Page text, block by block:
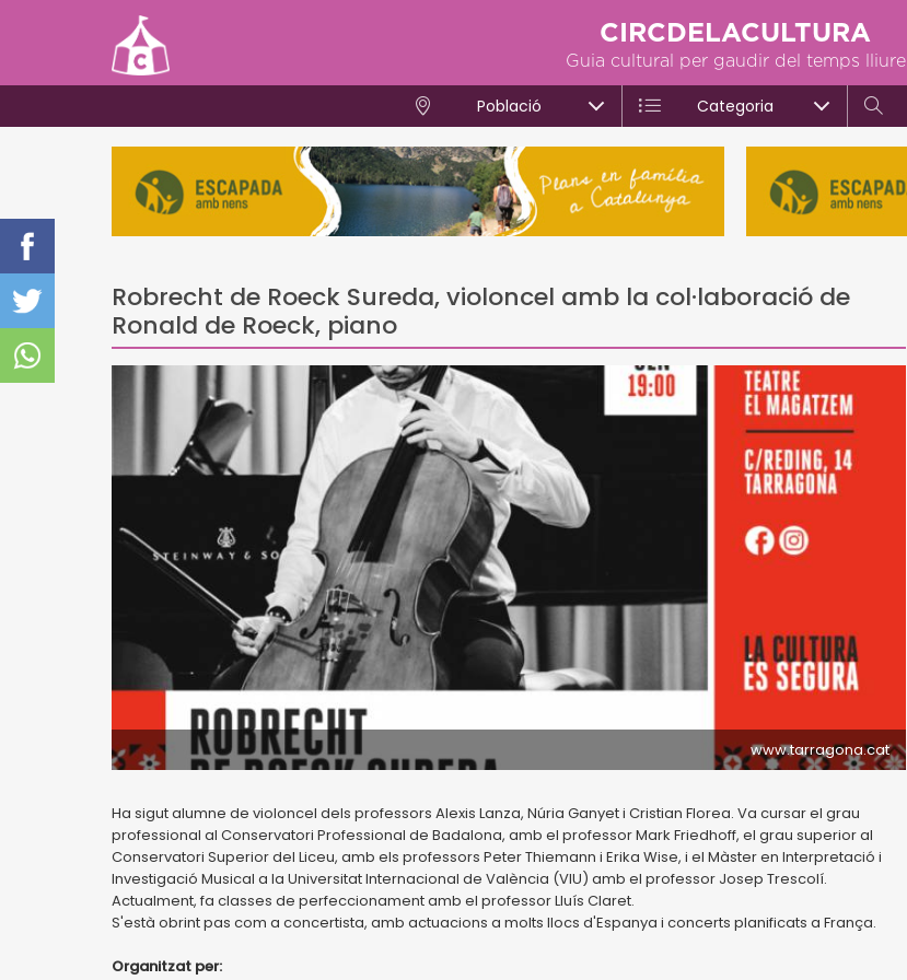
CIRCDELACULTURA
Guia cultural per gaudir del temps lliure
Població Categoria
Robrecht de Roeck Sureda, violoncel amb la col·laboració de
Ronald de Roeck, piano
www.tarragona.cat
Ha sigut alumne de violoncel dels professors Alexis Lanza, Núria Ganyet i Cristian Florea. Va cursar el grau
professional al Conservatori Professional de Badalona, amb el professor Mark Friedhoff, el grau superior al
Conservatori Superior del Liceu, amb els professors Peter Thiemann i Erika Wise, i el Màster en Interpretació i
Investigació Musical a la Universitat Internacional de València (VIU) amb el professor Josep Trescolí.
Actualment, fa classes de perfeccionament amb el professor Lluís Claret.
S'està obrint pas com a concertista, amb actuacions a molts llocs d'Espanya i concerts planificats a França.
Organitzat per: